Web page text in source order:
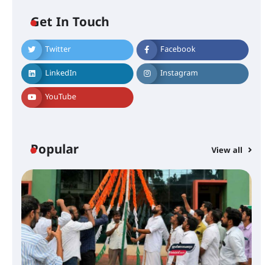
Get In Touch
Twitter Facebook
LinkedIn Instagram
YouTube
Popular View all
അരങ്ങ് 2026-ന്
സാംസ്കാരികപ്പൊലിമയോടെ
സമാപനം
ഇരിങ്ങാലക്കുട – ഗുരുവായൂർ –
താനൂർ റെയിൽപാത
യാഥാർത്ഥ്യമാകുന്നു